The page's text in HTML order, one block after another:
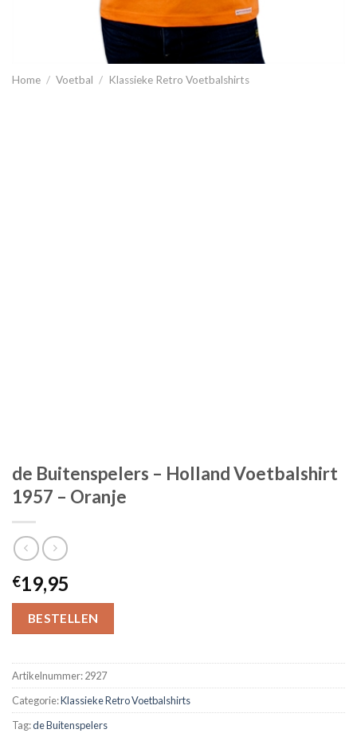
Home / Voetbal / Klassieke Retro Voetbalshirts
de Buitenspelers – Holland Voetbalshirt
1957 – Oranje
€19,95
BESTELLEN
Artikelnummer:2927
Categorie:Klassieke Retro Voetbalshirts
Tag:de Buitenspelers